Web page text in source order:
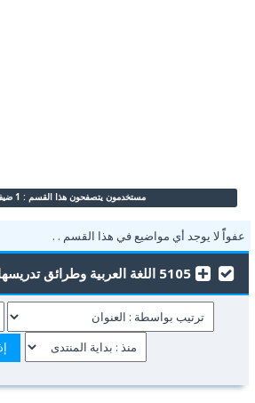
مستخدمون يتصفحون هذا القسم : 1 ضيف/ضيوف
عفواًً لا يوجد أي مواضيع في هذا القسم . .
5105 اللغة العربية وطرائق تدريسها "1"